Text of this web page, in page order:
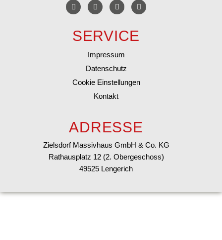
SERVICE
Impressum
Datenschutz
Cookie Einstellungen
Kontakt
ADRESSE
Zielsdorf Massivhaus GmbH & Co. KG
Rathausplatz 12 (2. Obergeschoss)
49525 Lengerich